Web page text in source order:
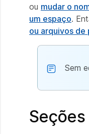
ou mudar o
um espaço.
ou arquivos de
Sem